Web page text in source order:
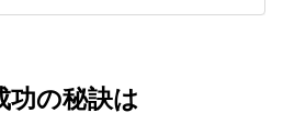
人データはご本人の許可
取り扱いについての厳密な
在の医療機関の状況や紹介
がら、適切なアドバイスを
功の秘訣は